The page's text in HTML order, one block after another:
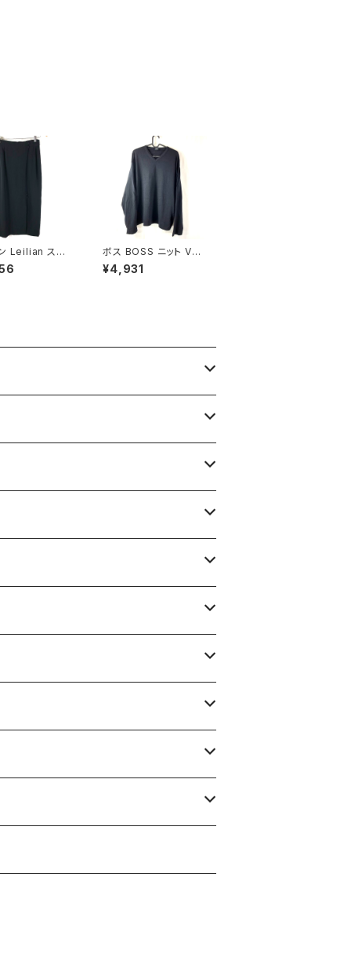
Leilian スカ
グ スリット 裏
本製 サイドフ
ボス BOSS ニット Vネ
ック 長袖 無地 黒 900
701
¥4,931